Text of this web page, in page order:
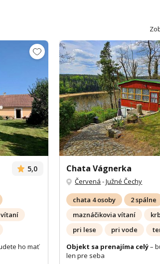
5,0
ho mať
Chata Vágnerka
Červená -Južné Čechy
chata 4 osoby
2 spálne
maznáčikovia vítaní
pri lese
pri vode
Objekt sa prenajíma celý–
len pre seba